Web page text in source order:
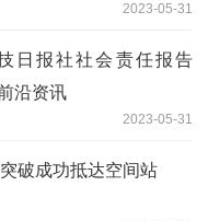
2023-05-31
日报社社会责任报告
沿资讯
2023-05-31
破成功抵达空间站